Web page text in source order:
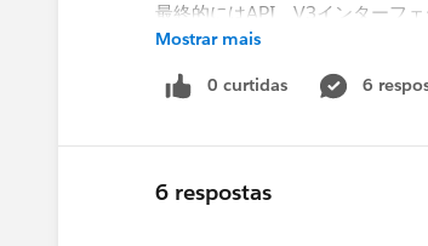
最終的にはAPI V3インターフェ
https://help.tableau.com/
Mostrar mais
0 curtidas 6
6 respostas